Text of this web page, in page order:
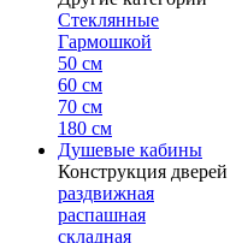
Стеклянные
Гармошкой
50 см
60 см
70 см
180 см
Душевые кабины
Конструкция дверей
раздвижная
распашная
складная